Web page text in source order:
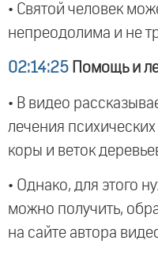
• Святой человек
непреодолима и не
02:14:25 Помощь и
• В видео
лечения
коры и веток
• Однако, для этого
можно получить,
на сайте автора